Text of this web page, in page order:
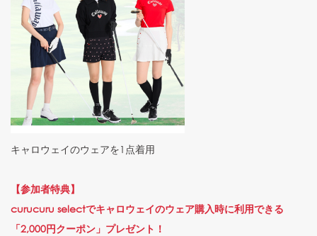
キャロウェイのウェアを1点着用
【参加者特典】
curucuru selectでキャロウェイのウェア購入時に利用できる
「2,000円クーポン」プレゼント！